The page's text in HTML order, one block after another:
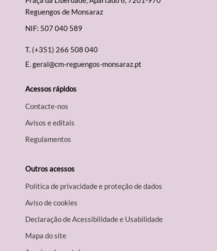
Reguengos de Monsaraz
NIF: 507 040 589
T. (+351) 266 508 040
E.geral@cm-reguengos-monsaraz.pt
Acessos rápidos
Contacte-nos
Avisos e editais
Regulamentos
Outros acessos
Política de privacidade e proteção de dados
Aviso de cookies
Declaração de Acessibilidade e Usabilidade
Mapa do site